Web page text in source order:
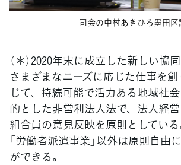
司会の中村あきひろ墨田区
（＊）2020年末に成立した新しい協
さまざまなニーズに応じた仕事を
じて、持続可能で活力ある地域社
的とした非営利法人法で、法人経
組合員の意見反映を原則としてい
「労働者派遣事業」以外は原則自由
ができる。